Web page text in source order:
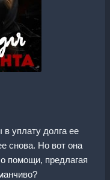
в уплату долга ее
снова. Но вот она
о помощи, предлагая